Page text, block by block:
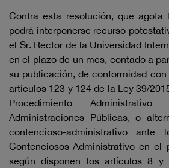
Contra esta resolución, que agota
podrá interponerse recurso
el Sr. Rector de la Universidad
en el plazo de un mes, contado a
su publicación, de conformidad
artículos 123 y 124 de la Ley 39/
Procedimiento
Administraciones Públicas, o
contencioso-administrativo
Contenciosos-Administrativo en el
según disponen los artículos 8